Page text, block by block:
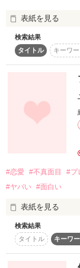
表紙を見る
「なあ、お前は
真面目な生徒会
検索結果
タイトル
キーワ
#恋愛 #不真面目 #プ
#ヤバい #面白い
表紙を見る
学校1不真面目
校1不真面目かつ
「将来の夢は、
検索結果
タイトル
キーワ